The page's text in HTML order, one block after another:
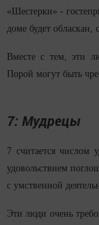
«Шестерки» -
доме будет обласкан,
Вместе с тем, эти
Порой могут быть
7: Мудрецы
7 считается числом
удовольствием
с умственной
Эти люди очень